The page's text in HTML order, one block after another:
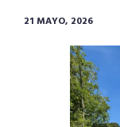
21 MAYO, 2026